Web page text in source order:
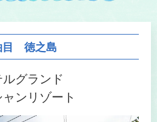
目 徳之島
ルグランド
ンリゾート